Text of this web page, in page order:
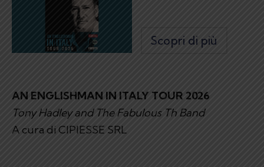
Scopri di più
AN ENGLISHMAN IN ITALY TOUR 2026
Tony Hadley and The Fabulous Th Band
A cura di CIPIESSE SRL